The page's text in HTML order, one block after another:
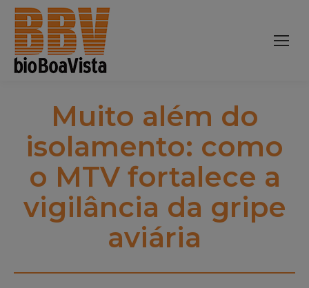
Muito além do
isolamento: como
o MTV fortalece a
vigilância da gripe
aviária